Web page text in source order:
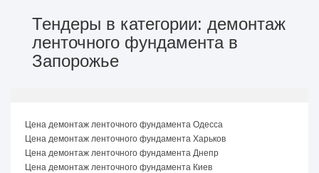
Тендеры в категории: демонтаж
ленточного фундамента в
Запорожье
Цена демонтаж ленточного фундамента Одесса
Цена демонтаж ленточного фундамента Харьков
Цена демонтаж ленточного фундамента Днепр
Цена демонтаж ленточного фундамента Киев